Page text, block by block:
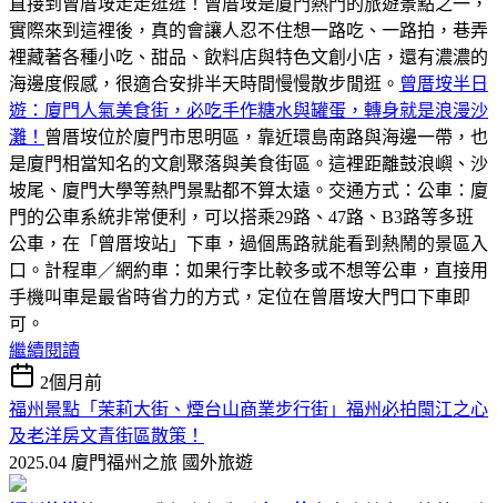
實際來到這裡後，真的會讓人忍不住想一路吃、一路拍，巷弄
裡藏著各種小吃、甜品、飲料店與特色文創小店，還有濃濃的
海邊度假感，很適合安排半天時間慢慢散步閒逛。 曾厝垵半日
遊：廈門人氣美食街，必吃手作糖水與罐蛋，轉身就是浪漫沙
灘！ 曾厝垵位於廈門市思明區，靠近環島南路與海邊一帶，也
是廈門相當知名的文創聚落與美食街區。這裡距離鼓浪嶼、沙
坡尾、廈門大學等熱門景點都不算太遠。交通方式：公車：廈
門的公車系統非常便利，可以搭乘29路、47路、B3路等多班
公車，在「曾厝垵站」下車，過個馬路就能看到熱鬧的景區入
口。計程車／網約車：如果行李比較多或不想等公車，直接用
手機叫車是最省時省力的方式，定位在曾厝垵大門口下車即
可。
繼續閱讀
2個月前
福州景點「茉莉大街、煙台山商業步行街」福州必拍閩江之心
及老洋房文青街區散策！
2025.04 廈門福州之旅 國外旅遊